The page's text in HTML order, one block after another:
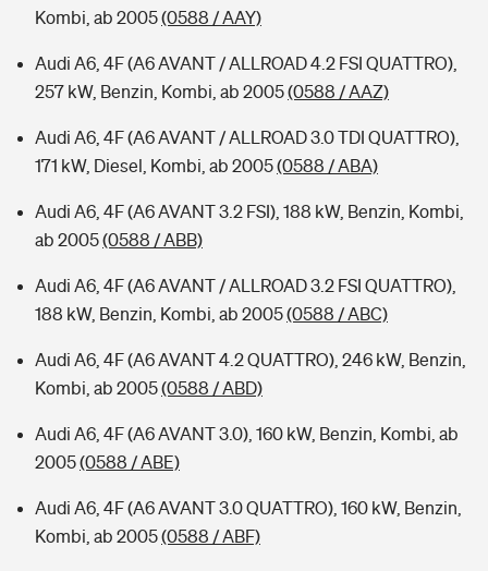
Kombi, ab 2005(0588 / AAY)
Audi A6, 4F (A6 AVANT / ALLROAD 4.2 FSI QUATTRO),
257 kW, Benzin, Kombi, ab 2005(0588 / AAZ)
Audi A6, 4F (A6 AVANT / ALLROAD 3.0 TDI QUATTRO),
171 kW, Diesel, Kombi, ab 2005(0588 / ABA)
Audi A6, 4F (A6 AVANT 3.2 FSI), 188 kW, Benzin, Kombi,
ab 2005(0588 / ABB)
Audi A6, 4F (A6 AVANT / ALLROAD 3.2 FSI QUATTRO),
188 kW, Benzin, Kombi, ab 2005(0588 / ABC)
Audi A6, 4F (A6 AVANT 4.2 QUATTRO), 246 kW, Benzin,
Kombi, ab 2005(0588 / ABD)
Audi A6, 4F (A6 AVANT 3.0), 160 kW, Benzin, Kombi, ab
2005(0588 / ABE)
Audi A6, 4F (A6 AVANT 3.0 QUATTRO), 160 kW, Benzin,
Kombi, ab 2005(0588 / ABF)